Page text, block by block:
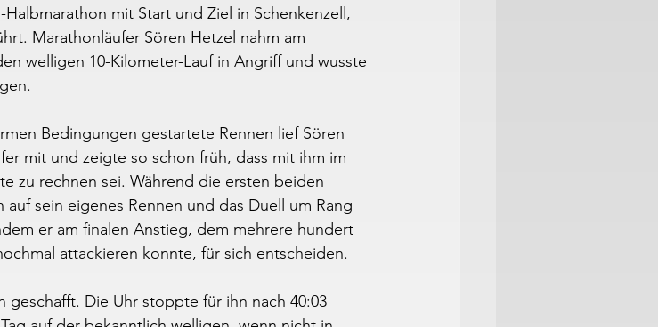
mit Start und Ziel in Schenkenzell,
Marathonläufer Sören Hetzel nahm am
welligen 10-Kilometer-Lauf in Angriff und wusste
Bedingungen gestartete Rennen lief Sören
mit und zeigte so schon früh, dass mit ihm im
zu rechnen sei. Während die ersten beiden
sein eigenes Rennen und das Duell um Rang
er am finalen Anstieg, dem mehrere hundert
attackieren konnte, für sich entscheiden.
geschafft. Die Uhr stoppte für ihn nach 40:03